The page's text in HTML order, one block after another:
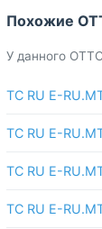
Похожие
У данного
ТС RU E-
ТС RU E-
ТС RU Е-
ТС RU Е-